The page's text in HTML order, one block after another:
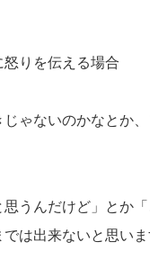
りを伝える場合
ゃないのかなとか
うんだけど」とか「
は出来ないと思いま